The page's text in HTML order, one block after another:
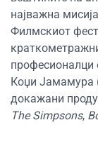
најважна
Филмскиот
професионалци
Коџи Јамамура
докажани
The Simpsons,